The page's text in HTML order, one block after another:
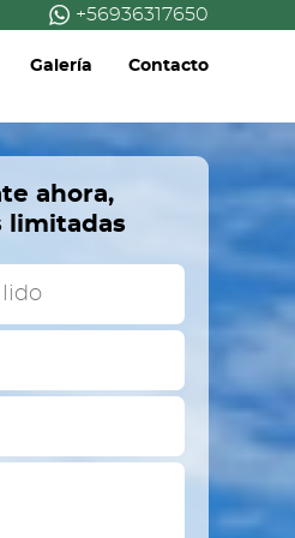
+56936317650
Galería Contacto
ahora,
limitadas